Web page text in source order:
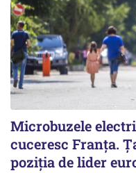
Microbuzele
cuceresc Franța.
poziția de lider